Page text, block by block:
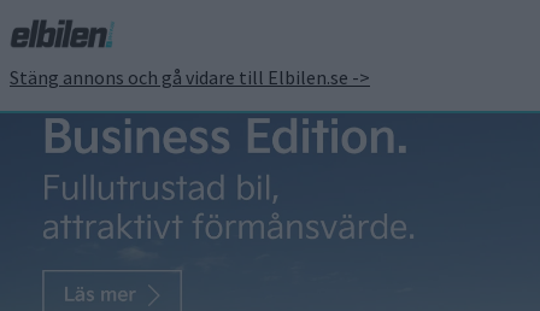
Stäng annons och gå vidare till Elbilen.se ->